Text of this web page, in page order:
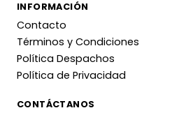
INFORMACIÓN
Contacto
Términos y Condiciones
Política Despachos
Política de Privacidad
CONTÁCTANOS